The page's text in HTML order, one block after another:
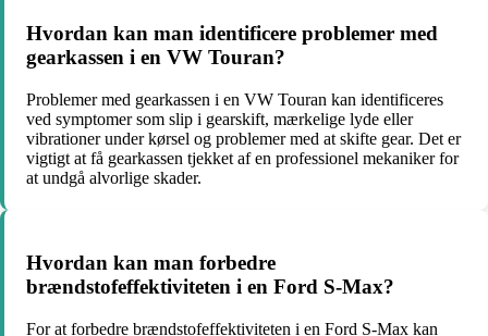
Hvordan kan man identificere problemer med
gearkassen i en VW Touran?
Problemer med gearkassen i en VW Touran kan identificeres
ved symptomer som slip i gearskift, mærkelige lyde eller
vibrationer under kørsel og problemer med at skifte gear. Det er
vigtigt at få gearkassen tjekket af en professionel mekaniker for
at undgå alvorlige skader.
Hvordan kan man forbedre
brændstofeffektiviteten i en Ford S-Max?
For at forbedre brændstofeffektiviteten i en Ford S-Max kan